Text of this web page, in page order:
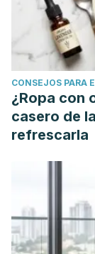
CONSEJOS PARA
¿Ropa con
casero de
refrescarla